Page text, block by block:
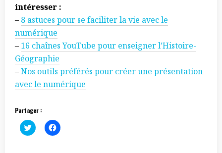
intéresser :
– 8 astuces pour se faciliter la vie avec le
numérique
– 16 chaînes YouTube pour enseigner l’Histoire-
Géographie
–Nos outils préférés pour créer une présentation
avec le numérique
Partager :
C
l
C
l